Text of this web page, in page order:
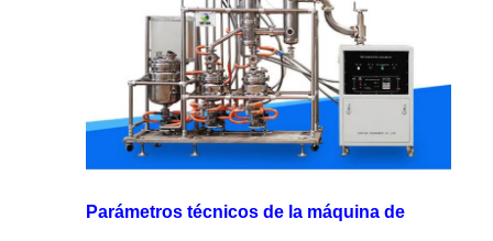
Parámetros técnicos de la máquina de